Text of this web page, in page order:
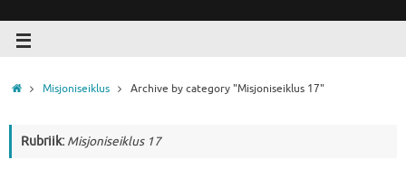
Misjoniseiklus Archive by category "Misjoniseiklus 17"
Rubriik: Misjoniseiklus 17